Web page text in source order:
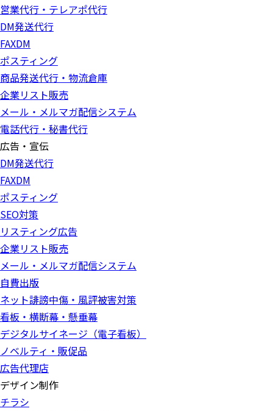
営業代行・テレアポ代行
DM発送代行
FAXDM
ポスティング
商品発送代行・物流倉庫
企業リスト販売
メール・メルマガ配信システム
電話代行・秘書代行
広告・宣伝
DM発送代行
FAXDM
ポスティング
SEO対策
リスティング広告
企業リスト販売
メール・メルマガ配信システム
自費出版
ネット誹謗中傷・風評被害対策
看板・横断幕・懸垂幕
デジタルサイネージ（電子看板）
ノベルティ・販促品
広告代理店
デザイン制作
チラシ